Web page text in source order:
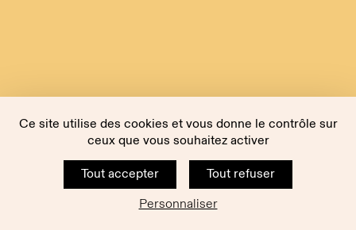
Ce site utilise des cookies et vous donne le contrôle sur
ceux que vous souhaitez activer
Tout accepter
Tout refuser
Personnaliser